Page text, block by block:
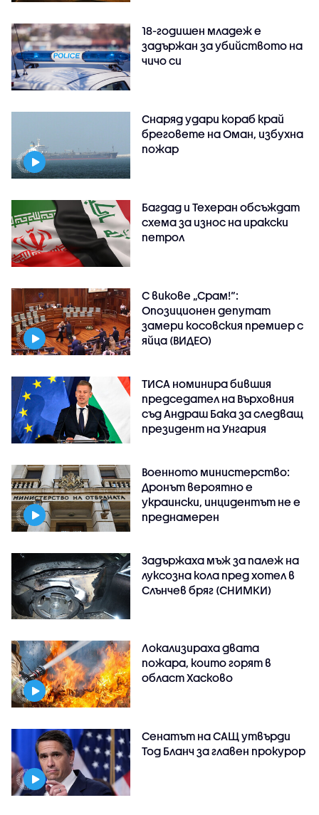
18-годишен младеж е
задържан за убийството на
чичо си
Снаряд удари кораб край
бреговете на Оман, избухна
пожар
Багдад и Техеран обсъждат
схема за износ на иракски
петрол
С викове „Срам!“:
Опозиционен депутат
замери косовския премиер с
яйца (ВИДЕО)
ТИСА номинира бившия
председател на Върховния
съд Андраш Бака за следващ
президент на Унгария
Военното министерство:
Дронът вероятно е
украински, инцидентът не е
преднамерен
Задържаха мъж за палеж на
луксозна кола пред хотел в
Слънчев бряг (СНИМКИ)
Локализираха двата
пожара, които горят в
област Хасково
Сенатът на САЩ утвърди
Тод Бланч за главен прокурор